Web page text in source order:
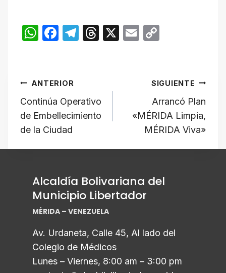
W
s
A
p
p
F
e
b
o
o
k
T
a
m
T
d
s
X
E
y
Li
n
k
Navegación
de
entradas
ANTERIOR
Continúa Operativo
de Embellecimiento
de la Ciudad
SIGUIENTE
Arrancó Plan
«MÉRIDA Limpia,
MÉRIDA Viva»
Alcaldía Bolivariana del
Municipio Libertador
MÉRIDA – VENEZUELA
Av. Urdaneta, Calle 45, Al lado del
Colegio de Médicos
Lunes – Viernes, 8:00 am – 3:00 pm